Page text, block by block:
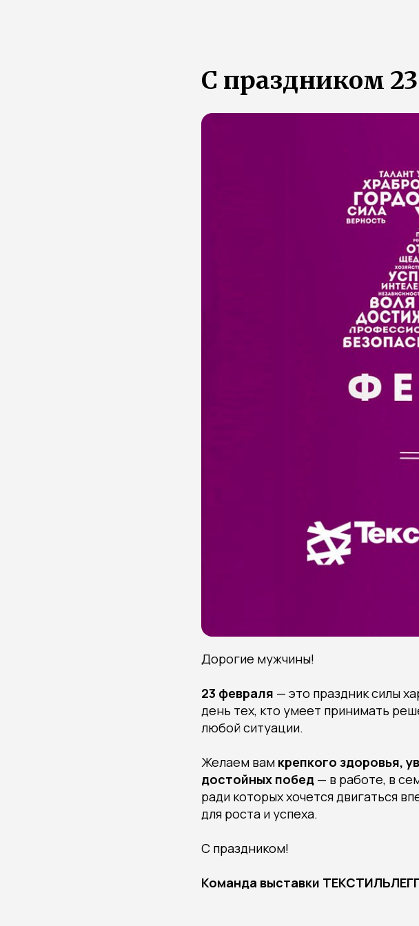
С праздником
Дорогие мужчины!
23 февраля — это праздник силы
день тех, кто умеет принимать
любой ситуации.
Желаем вам крепкого здоровья,
достойных побед — в работе, в
ради которых хочется двигаться
для роста и успеха.
С праздником!
Команда выставки